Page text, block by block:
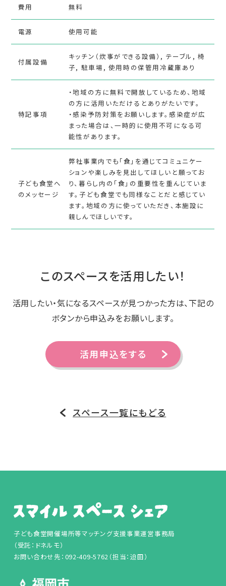
費用 無料
電源 使用可能
付属設備
キッチン（炊事ができる設備）, テーブル, 椅
子, 駐車場, 使用時の保管用冷蔵庫あり
特記事項
・地域の方に無料で開放しているため、地域
の方に活用いただけるとありがたいです。
・感染予防対策をお願いします。感染症が広
まった場合は、一時的に使用不可になる可
能性があります。
子ども食堂へ
のメッセージ
弊社事業内でも「食」を通じてコミュニケー
ションや楽しみを見出してほしいと願ってお
り、暮らし内の「食」の重要性を重んじていま
す。子ども食堂でも同様なことだと感じてい
ます。地域の方に使っていただき、本施設に
親しんでほしいです。
このスペースを活用したい！
活用したい・気になるスペースが見つかった方は、下記の
ボタンから申込みをお願いします。
活用申込をする
スペース一覧にもどる
子ども食堂開催場所等マッチング支援事業運営事務局
（受託：ドネルモ）
お問い合わせ先：092-409-5762（担当：迫田）